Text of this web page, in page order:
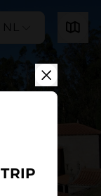
NL